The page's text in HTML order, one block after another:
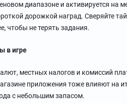
диапазоне и активируется на
дорожкой наград. Сверяйте
чтобы не терять задания.
в игре
местных налогов и комиссий
приложения тоже влияют на
с небольшим запасом.